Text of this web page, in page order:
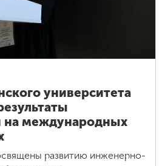
университета
на международных
развитию инженерно-